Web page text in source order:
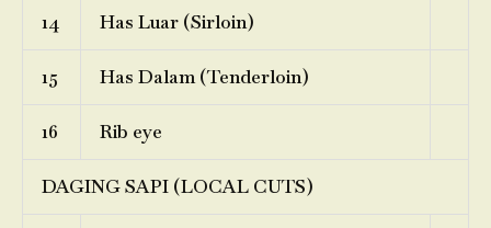
14 Has Luar (Sirloin)
15 Has Dalam (Tenderloin)
16 Rib eye
DAGING SAPI (LOCAL CUTS)